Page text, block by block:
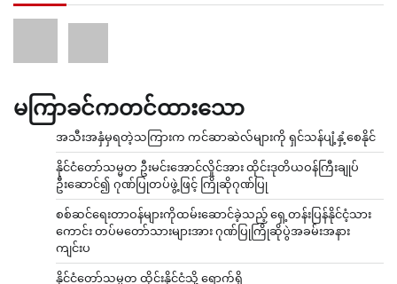
မကြာခင်ကတင်ထားသော
အသီးအနှံမှရတဲ့သကြားက ကင်ဆာဆဲလ်များကို ရှင်သန်ပျံ့နှံ့စေနိုင်
နိုင်ငံတော်သမ္မတ ဦးမင်းအောင်လှိုင်အား ထိုင်းဒုတိယဝန်ကြီးချုပ်
ဦးဆောင်၍ ဂုဏ်ပြုတပ်ဖွဲ့ဖြင့် ကြိုဆိုဂုဏ်ပြု
စစ်ဆင်ရေးတာဝန်များကိုထမ်းဆောင်ခဲ့သည့် ရှေ့တန်းပြန်နိုင်ငံ့သား
ကောင်း တပ်မတော်သားများအား ဂုဏ်ပြုကြိုဆိုပွဲအခမ်းအနား
ကျင်းပ
နိုင်ငံတော်သမ္မတ ထိုင်းနိုင်ငံသို့ ရောက်ရှိ